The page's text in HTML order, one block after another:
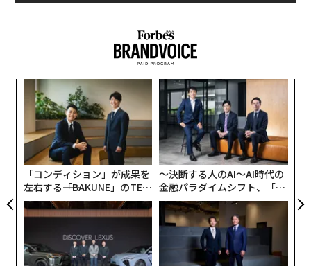
「コンディション」が成果を
左右する――「BAKUNE」のTEN
TIALが支える「挑戦者の明
日」
〜決断する人のAI〜AI時代の
金融パラダイムシフト、「超
個別化」の核心 【MUFG×ウ
ェルスナビ×PwC】